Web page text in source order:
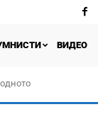
ВИДЕО